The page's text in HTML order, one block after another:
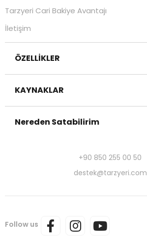
Tarzyeri Cari Bakiye Avantajı
İletişim
ÖZELLİKLER
KAYNAKLAR
Nereden Satabilirim
+90 850 255 00 50
destek@tarzyeri.com
Follow us